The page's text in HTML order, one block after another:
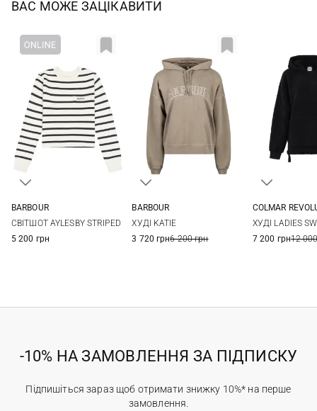
ВАС МОЖЕ ЗАЦІКАВИТИ
BARBOUR
СВІТШОТ AYLESBY STRIPED
5 200 грн
BARBOUR
ХУДІ KATIE
3 720 грн6 200 грн
COLMAR
ХУДІ LADIES
7 200 грн12
-10% НА ЗАМОВЛЕННЯ ЗА ПІДПИСКУ
Підпишіться зараз щоб отримати знижку 10%* на перше
замовлення.